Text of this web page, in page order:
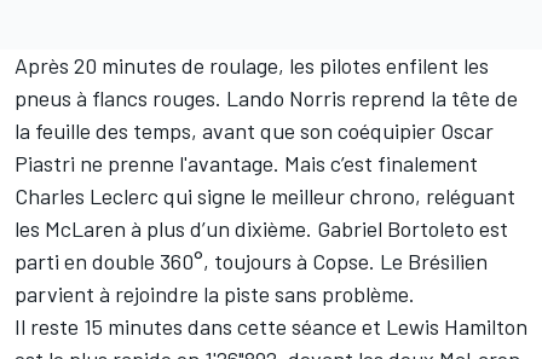
Après 20 minutes de roulage, les pilotes enfilent les
pneus à flancs rouges. Lando Norris reprend la tête de
la feuille des temps, avant que son coéquipier Oscar
Piastri ne prenne l'avantage. Mais c’est finalement
Charles Leclerc qui signe le meilleur chrono, reléguant
les McLaren à plus d’un dixième. Gabriel Bortoleto est
parti en double 360°, toujours à Copse. Le Brésilien
parvient à rejoindre la piste sans problème.
Il reste 15 minutes dans cette séance et Lewis Hamilton